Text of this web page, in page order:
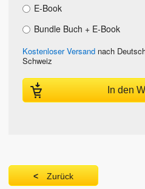
E-Book
Bundle Buch + E-Book
Kostenloser Versand nach
Schweiz
In den
Zurück